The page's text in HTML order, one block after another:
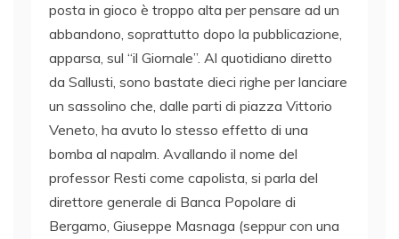
posta in gioco è troppo alta per pensare ad un
abbandono, soprattutto dopo la pubblicazione,
apparsa, sul “il Giornale”. Al quotidiano diretto
da Sallusti, sono bastate dieci righe per lanciare
un sassolino che, dalle parti di piazza Vittorio
Veneto, ha avuto lo stesso effetto di una
bomba al napalm. Avallando il nome del
professor Resti come capolista, si parla del
direttore generale di Banca Popolare di
Bergamo, Giuseppe Masnaga (seppur con una